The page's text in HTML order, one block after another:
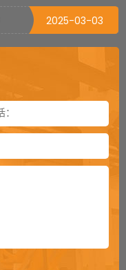
2025-03-03
2024-12-03
2024-11-18
2024-11-12
2024-10-28